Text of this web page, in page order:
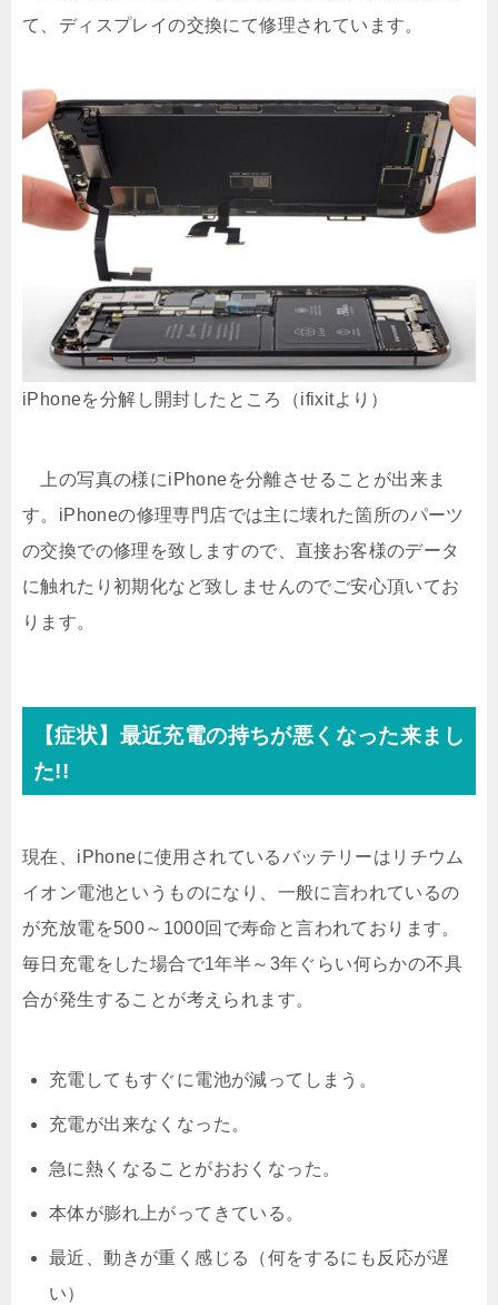
て、ディスプレイの交換にて修理されています。
iPhoneを分解し開封したところ（ifixitより）
上の写真の様にiPhoneを分離させることが出来ま
す。iPhoneの修理専門店では主に壊れた箇所のパーツ
の交換での修理を致しますので、直接お客様のデータ
に触れたり初期化など致しませんのでご安心頂いてお
ります。
【症状】最近充電の持ちが悪くなった来まし
た!!
現在、iPhoneに使用されているバッテリーはリチウム
イオン電池というものになり、一般に言われているの
が充放電を500～1000回で寿命と言われております。
毎日充電をした場合で1年半～3年ぐらい何らかの不具
合が発生することが考えられます。
充電してもすぐに電池が減ってしまう。
充電が出来なくなった。
急に熱くなることがおおくなった。
本体が膨れ上がってきている。
最近、動きが重く感じる（何をするにも反応が遅
い）